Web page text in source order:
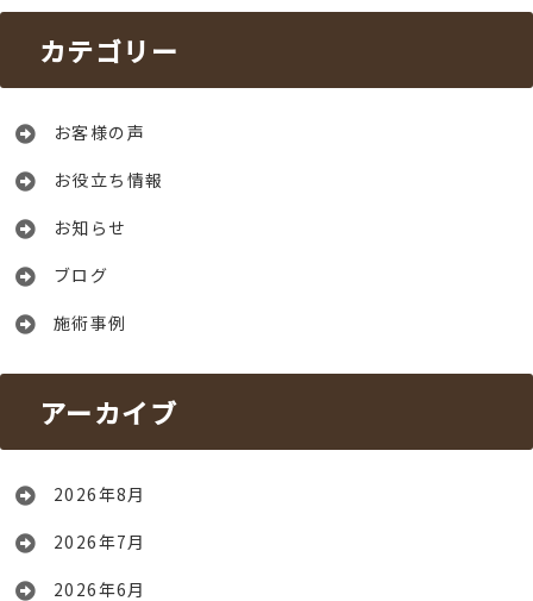
カテゴリー
お客様の声
お役立ち情報
お知らせ
ブログ
施術事例
アーカイブ
2026年8月
2026年7月
2026年6月